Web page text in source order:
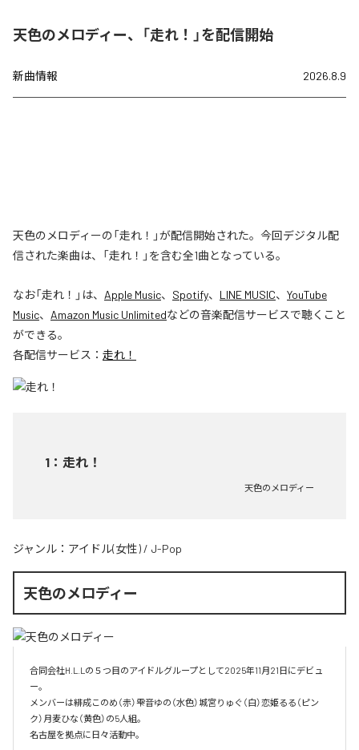
天色のメロディー、「走れ！」を配信開始
新曲情報 2026.8.9
天色のメロディーの「走れ！」が配信開始された。今回デジタル配
信された楽曲は、「走れ！」を含む全1曲となっている。
なお「走れ！ 」は、 Apple Music、 Spotify、 LINE MUSIC、 YouTube
Music、 Amazon Music Unlimitedなどの音楽配信サービスで聴くこと
ができる。
各配信サービス： 走れ！
1 ： 走れ！
天色のメロディー
ジャンル： アイドル(女性) / J-Pop
天色のメロディー
合同会社H.L.Lの５つ目のアイドルグループとして2025年11月21日にデビュ
ー。
メンバーは緋成このめ（赤）雫音ゆの（水色）城宮りゅぐ（白）恋姫るる（ピン
ク）月麦ひな（黄色）の5人組。
名古屋を拠点に日々活動中。